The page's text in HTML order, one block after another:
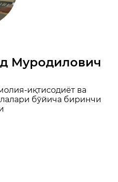
Муродилович
иқтисодиёт ва
бўйича биринчи